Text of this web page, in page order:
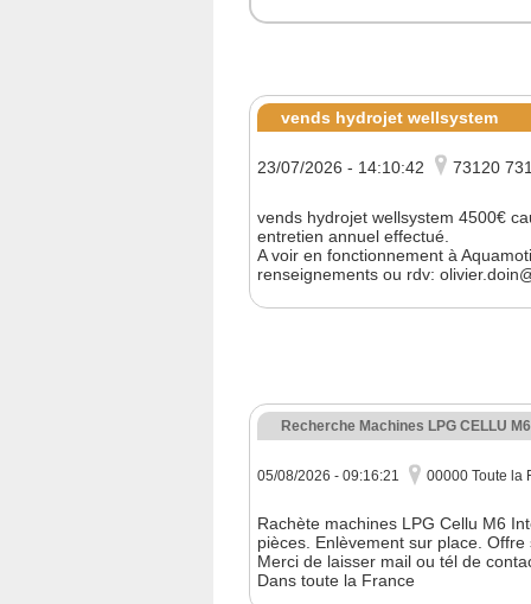
vends hydrojet wellsystem
23/07/2026 - 14:10:42 73120
vends hydrojet wellsystem 4500€
entretien annuel effectué.
A voir en fonctionnement à
renseignements ou rdv:
Recherche Machines LPG CELLU M6
05/08/2026 - 09:16:21 00000 Toute la
Rachète machines LPG Cellu M6
pièces. Enlèvement sur place.
Merci de laisser mail ou tél de
Dans toute la France